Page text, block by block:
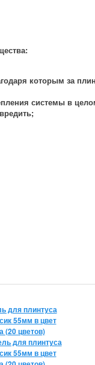
которым за
системы в
для плинтуса
55мм в цвет
(20 цветов)